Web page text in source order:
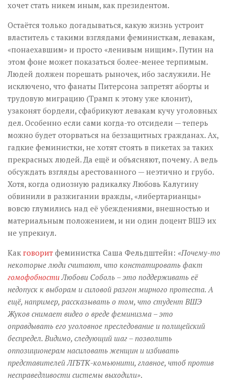
хочет стать никем иным, как президентом.
Остаётся только догадываться, какую жизнь устроит
властитель с такими взглядами феминисткам, левакам,
«понаехавшим» и просто «ленивым нищим». Путин на
этом фоне может показаться более-менее терпимым.
Людей должен порешать рыночек, ибо заслужили. Не
исключено, что фанаты Питерсона запретят аборты и
трудовую миграцию (Трамп к этому уже клонит),
узаконят бордели, сфабрикуют левакам кучу уголовных
дел. Особенно если сами когда-то отсидели — теперь
можно будет оторваться на беззащитных гражданах. Ах,
гадкие феминистки, не хотят стоять в пикетах за таких
прекрасных людей. Да ещё и объясняют, почему. А ведь
обсуждать взгляды арестованного — неэтично и грубо.
Хотя, когда одиозную радикалку Любовь Калугину
обвинили в разжигании вражды, «либертарианцы»
вовсю глумились над её убеждениями, внешностью и
материальным положением, и ни один доцент ВШЭ их
не упрекнул.
Какговорит феминистка Саша Фельдштейн: «Почему-то
некоторые люди считают, что констатировать факт
гомофобностиЛюбови Соболь – это поддерживать её
недопуск к выборам и силовой разгон мирного протеста. А
ещё, например, рассказывать о том, что студент ВШЭ
Жуков снимает видео о вреде феминизма – это
оправдывать его уголовное преследование и полицейский
беспредел. Видимо, следующий шаг – позволить
оппозиционерам насиловать женщин и избивать
представителей ЛГБТК-комьюнити, главное, чтоб против
несправедливости системы выходили».